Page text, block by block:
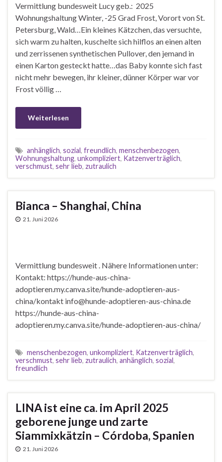
Vermittlung bundesweit Lucy geb.: 2025
Wohnungshaltung Winter, -25 Grad Frost, Vorort von St.
Petersburg, Wald…Ein kleines Kätzchen, das versuchte,
sich warm zu halten, kuschelte sich hilflos an einen alten
und zerrissenen synthetischen Pullover, den jemand in
einen Karton gesteckt hatte…das Baby konnte sich fast
nicht mehr bewegen, ihr kleiner, dünner Körper war vor
Frost völlig …
Weiterlesen
anhänglich, sozial, freundlich, menschenbezogen,
Wohnungshaltung, unkompliziert, Katzenverträglich,
verschmust, sehr lieb, zutraulich
Bianca – Shanghai, China
21. Juni 2026
Vermittlung bundesweit . Nähere Informationen unter:
Kontakt: https://hunde-aus-china-
adoptieren.my.canva.site/hunde-adoptieren-aus-
china/kontakt info@hunde-adoptieren-aus-china.de
https://hunde-aus-china-
adoptieren.my.canva.site/hunde-adoptieren-aus-china/
menschenbezogen, unkompliziert, Katzenverträglich,
verschmust, sehr lieb, zutraulich, anhänglich, sozial,
freundlich
LINA ist eine ca. im April 2025
geborene junge und zarte
Siammixkätzin – Córdoba, Spanien
21. Juni 2026